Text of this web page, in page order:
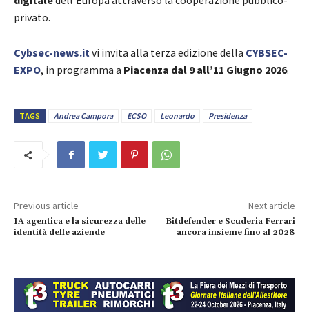
privato.
Cybsec-news.itvi invita alla terza edizione della CYBSEC-
EXPO, in programma a Piacenza dal 9 all’11 Giugno 2026.
TAGS Andrea Campora ECSO Leonardo Presidenza
Previous article
IA agentica e la sicurezza delle
identità delle aziende
Next article
Bitdefender e Scuderia Ferrari
ancora insieme fino al 2028